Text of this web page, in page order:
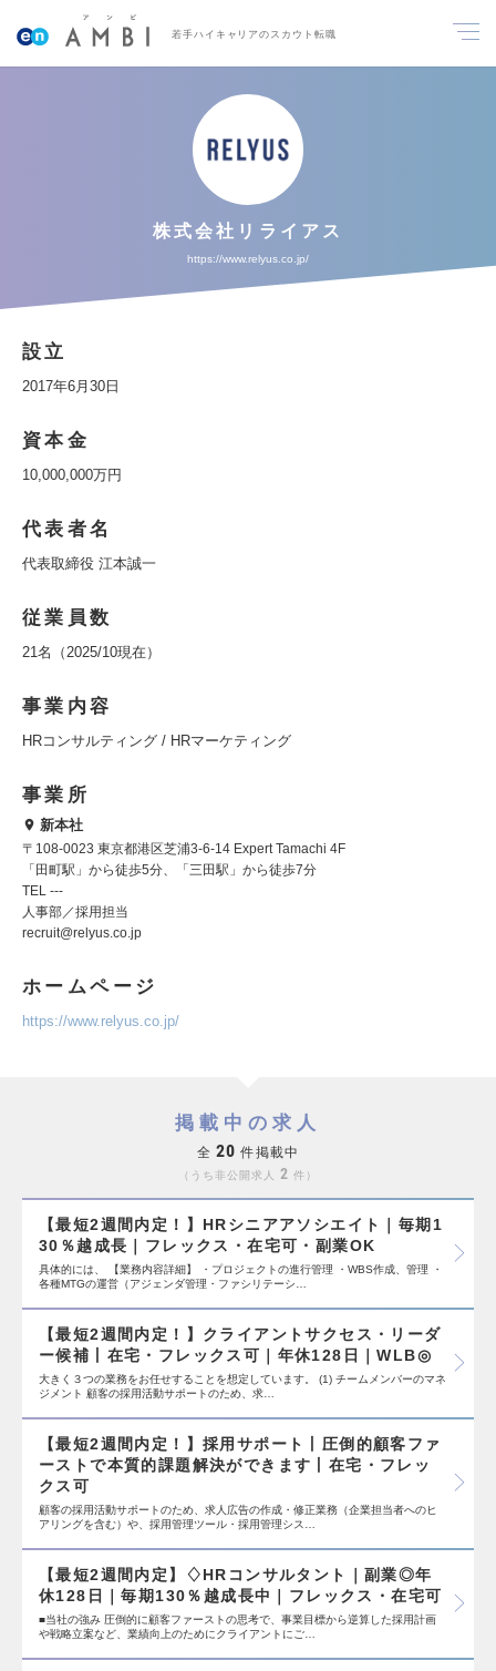
若手ハイキャリアのスカウト転職
株式会社リライアス
https://www.relyus.co.jp/
設立
2017年6月30日
資本金
10,000,000万円
代表者名
代表取締役 江本誠一
従業員数
21名（2025/10現在）
事業内容
HRコンサルティング / HRマーケティング
事業所
新本社
〒108-0023 東京都港区芝浦3-6-14 Expert Tamachi 4F
「田町駅」から徒歩5分、「三田駅」から徒歩7分
TEL ---
人事部／採用担当
recruit@relyus.co.jp
ホームページ
https://www.relyus.co.jp/
掲載中の求人
全 20 件掲載中
うち非公開求人 2 件
【最短2週間内定！】HRシニアアソシエイト｜毎期1
30％越成長｜フレックス・在宅可・副業OK
具体的には、 【業務内容詳細】 ・プロジェクトの進行管理 ・WBS作成、管理 ・
各種MTGの運営（アジェンダ管理・ファシリテーシ…
【最短2週間内定！】クライアントサクセス・リーダ
ー候補丨在宅・フレックス可｜年休128日｜WLB◎
大きく３つの業務をお任せすることを想定しています。 (1) チームメンバーのマネ
ジメント 顧客の採用活動サポートのため、求…
【最短2週間内定！】採用サポート丨圧倒的顧客ファ
ーストで本質的課題解決ができます丨在宅・フレッ
クス可
顧客の採用活動サポートのため、求人広告の作成・修正業務（企業担当者へのヒ
アリングを含む）や、採用管理ツール・採用管理シス…
【最短2週間内定】♢HRコンサルタント｜副業◎年
休128日｜毎期130％越成長中｜フレックス・在宅可
■当社の強み 圧倒的に顧客ファーストの思考で、事業目標から逆算した採用計画
や戦略立案など、業績向上のためにクライアントにご…